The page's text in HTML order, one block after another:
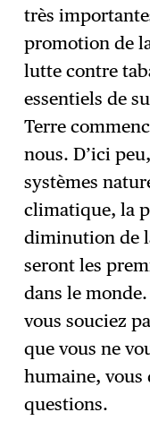
très
promotion de
lutte contre
essentiels de
Terre
nous. D’ici
systèmes
climatique, la
diminution de
seront les
dans le
vous souciez
que vous ne
humaine, vous
questions.